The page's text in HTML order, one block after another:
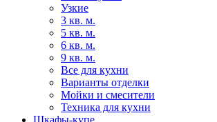
Узкие
3 кв. м.
5 кв. м.
6 кв. м.
9 кв. м.
Все для кухни
Варианты отделки
Мойки и смесители
Техника для кухни
Шкафы-купе